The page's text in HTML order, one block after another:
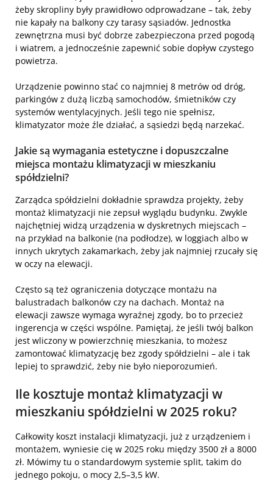
żeby skropliny były prawidłowo odprowadzane – tak, żeby
nie kapały na balkony czy tarasy sąsiadów. Jednostka
zewnętrzna musi być dobrze zabezpieczona przed pogodą
i wiatrem, a jednocześnie zapewnić sobie dopływ czystego
powietrza.
Urządzenie powinno stać co najmniej 8 metrów od dróg,
parkingów z dużą liczbą samochodów, śmietników czy
systemów wentylacyjnych. Jeśli tego nie spełnisz,
klimatyzator może źle działać, a sąsiedzi będą narzekać.
Jakie są wymagania estetyczne i dopuszczalne
miejsca montażu klimatyzacji w mieszkaniu
spółdzielni?
Zarządca spółdzielni dokładnie sprawdza projekty, żeby
montaż klimatyzacji nie zepsuł wyglądu budynku. Zwykle
najchętniej widzą urządzenia w dyskretnych miejscach –
na przykład na balkonie (na podłodze), w loggiach albo w
innych ukrytych zakamarkach, żeby jak najmniej rzucały się
w oczy na elewacji.
Często są też ograniczenia dotyczące montażu na
balustradach balkonów czy na dachach. Montaż na
elewacji zawsze wymaga wyraźnej zgody, bo to przecież
ingerencja w części wspólne. Pamiętaj, że jeśli twój balkon
jest wliczony w powierzchnię mieszkania, to możesz
zamontować klimatyzację bez zgody spółdzielni – ale i tak
lepiej to sprawdzić, żeby nie było nieporozumień.
Ile kosztuje montaż klimatyzacji w
mieszkaniu spółdzielni w 2025 roku?
Całkowity koszt instalacji klimatyzacji, już z urządzeniem i
montażem, wyniesie cię w 2025 roku między 3500 zł a 8000
zł. Mówimy tu o standardowym systemie split, takim do
jednego pokoju, o mocy 2,5–3,5 kW.